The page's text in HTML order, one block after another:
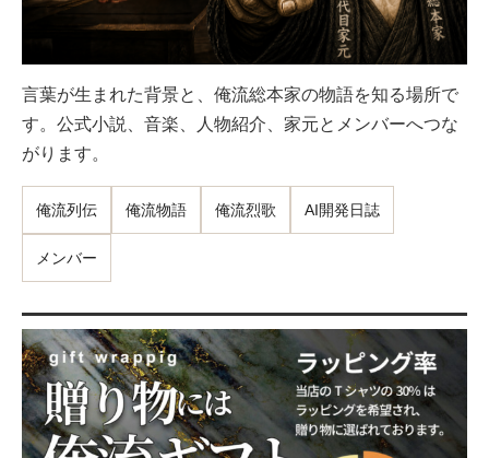
言葉が生まれた背景と、俺流総本家の物語を知る場所で
す。公式小説、音楽、人物紹介、家元とメンバーへつな
がります。
俺流列伝 俺流物語 俺流烈歌 AI開発日誌
メンバー